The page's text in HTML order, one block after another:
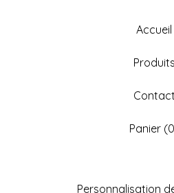
Accueil
Produits
Contact
Panier (0
Personnalisation